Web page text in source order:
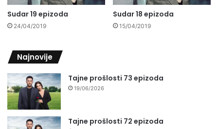
Sudar 19 epizoda
24/04/2019
Sudar 18 epizoda
15/04/2019
Najnovije
Tajne prošlosti 73 epizoda
19/06/2026
Tajne prošlosti 72 epizoda